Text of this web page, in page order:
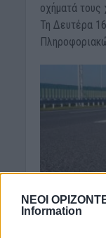
ΝΕΟΙ
Information
οχήματά τους
Τη Δευτέρα 16